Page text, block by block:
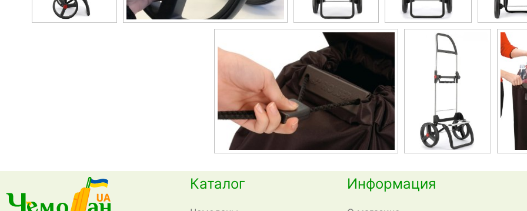
Каталог Информация